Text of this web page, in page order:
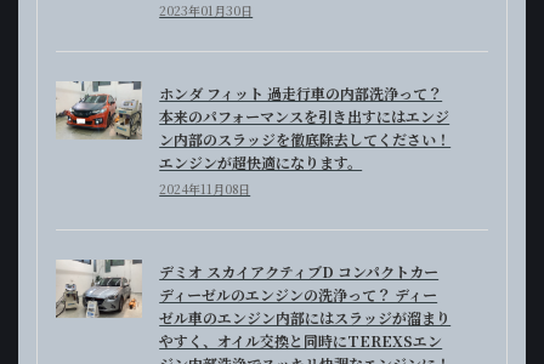
2023年01月30日
ホンダ フィット 過走行車の内部洗浄って？
本来のパフォーマンスを引き出すにはエンジ
ン内部のスラッジを徹底除去してください！
エンジンが超快適になります。
2024年11月08日
デミオ スカイアクティブD コンパクトカー
ディーゼルのエンジンの洗浄って？ ディー
ゼル車のエンジン内部にはスラッジが溜まり
やすく、オイル交換と同時にTEREXSエン